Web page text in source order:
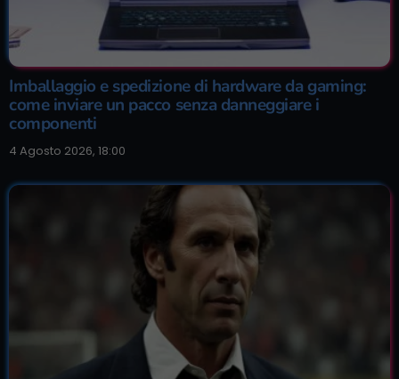
Imballaggio e spedizione di hardware da gaming:
come inviare un pacco senza danneggiare i
componenti
4 Agosto 2026, 18:00